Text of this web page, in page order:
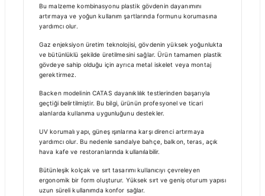
Bu malzeme kombinasyonu plastik gövdenin dayanımını
artırmaya ve yoğun kullanım şartlarında formunu korumasına
yardımcı olur.
Gaz enjeksiyon üretim teknolojisi, gövdenin yüksek yoğunlukta
ve bütünlüklü şekilde üretilmesini sağlar. Ürün tamamen plastik
gövdeye sahip olduğu için ayrıca metal iskelet veya montaj
gerektirmez.
Backen modelinin CATAS dayanıklılık testlerinden başarıyla
geçtiği belirtilmiştir. Bu bilgi, ürünün profesyonel ve ticari
alanlarda kullanıma uygunluğunu destekler.
UV korumalı yapı, güneş ışınlarına karşı direnci artırmaya
yardımcı olur. Bu nedenle sandalye bahçe, balkon, teras, açık
hava kafe ve restoranlarında kullanılabilir.
Bütünleşik kolçak ve sırt tasarımı kullanıcıyı çevreleyen
ergonomik bir form oluşturur. Yüksek sırt ve geniş oturum yapısı
uzun süreli kullanımda konfor sağlar.